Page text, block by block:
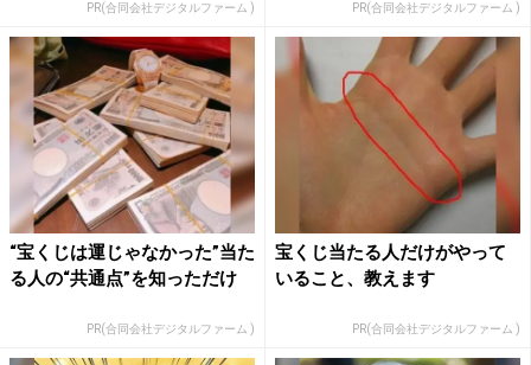
PR(合同会社デジタルファーム ) PR(合同会社デジタルファーム )
“宝くじは運じゃなかった”当た
る人の“共通点”を知っただけ
PR(合同会社デジタルファーム )
宝くじ当たる人だけがやって
いること、教えます
PR(合同会社デジタルファーム )